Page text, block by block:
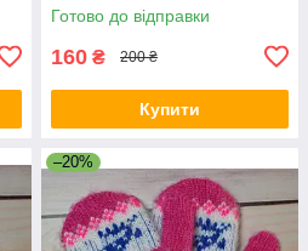
Готово до відправки
160 ₴ 200 ₴
Купити
–20%